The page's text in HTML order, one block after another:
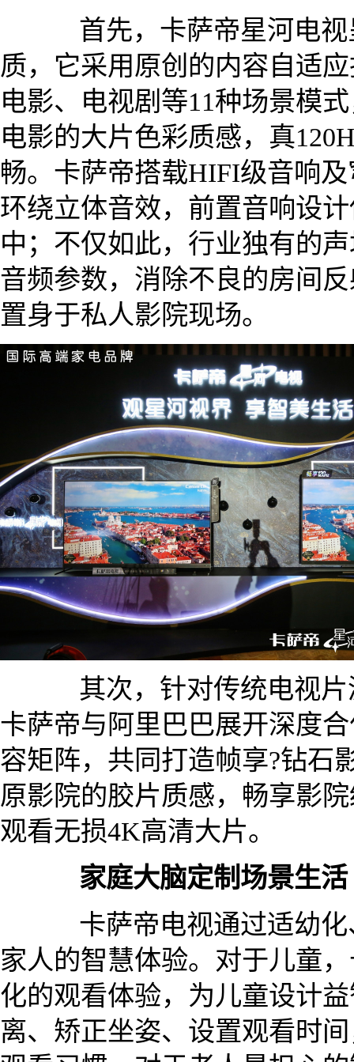
首先，卡萨帝星河电视
质，它采用原创的内容自适
电影、电视剧等11种场景模
电影的大片色彩质感，真
畅。卡萨帝搭载HIFI级音响
环绕立体音效，前置音响设
中；不仅如此，行业独有的
音频参数，消除不良的房间
置身于私人影院现场。
其次，针对传统电视片
卡萨帝与阿里巴巴展开深度
容矩阵，共同打造帧享?钻石
原影院的胶片质感，畅享影
观看无损4K高清大片。
家庭大脑定制场景生活
卡萨帝电视通过适幼化
家人的智慧体验。对于儿童
化的观看体验，为儿童设计
离、矫正坐姿、设置观看时